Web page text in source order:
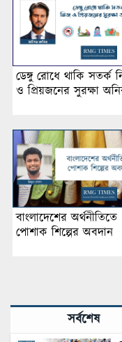
ডেঙ্গু রোধে থাকি সতর্ক
ও প্রিয়জনের সুরক্ষা
বাংলাদেশের অর্থনীতিতে
পোশাক শিল্পের অবদান
সর্বশেষ